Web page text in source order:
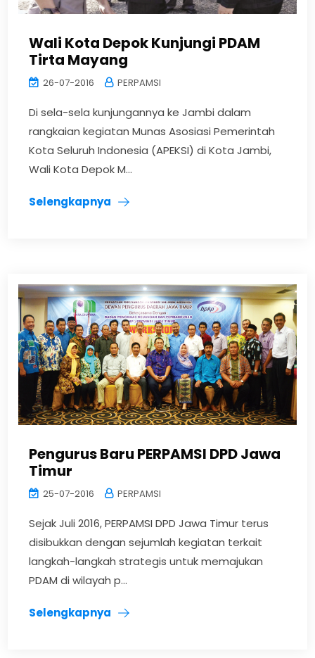
Wali Kota Depok Kunjungi PDAM
Tirta Mayang
26-07-2016 PERPAMSI
Di sela-sela kunjungannya ke Jambi dalam
rangkaian kegiatan Munas Asosiasi Pemerintah
Kota Seluruh Indonesia (APEKSI) di Kota Jambi,
Wali Kota Depok M...
Selengkapnya
Pengurus Baru PERPAMSI DPD Jawa
Timur
25-07-2016 PERPAMSI
Sejak Juli 2016, PERPAMSI DPD Jawa Timur terus
disibukkan dengan sejumlah kegiatan terkait
langkah-langkah strategis untuk memajukan
PDAM di wilayah p...
Selengkapnya